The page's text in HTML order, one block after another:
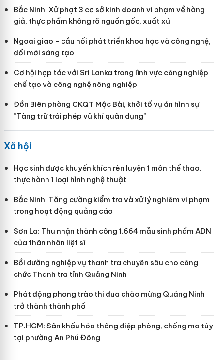
Bắc Ninh: Xử phạt 3 cơ sở kinh doanh vi phạm về hàng
giả, thực phẩm không rõ nguồn gốc, xuất xứ
Ngoại giao - cầu nối phát triển khoa học và công nghệ,
đổi mới sáng tạo
Cơ hội hợp tác với Sri Lanka trong lĩnh vực công nghiệp
chế tạo và công nghệ nông nghiệp
Đồn Biên phòng CKQT Mộc Bài, khởi tố vụ án hình sự
“Tàng trữ trái phép vũ khí quân dụng”
Xã hội
Học sinh được khuyến khích rèn luyện 1 môn thể thao,
thực hành 1 loại hình nghệ thuật
Bắc Ninh: Tăng cường kiểm tra và xử lý nghiêm vi phạm
trong hoạt động quảng cáo
Sơn La: Thu nhận thành công 1.664 mẫu sinh phẩm ADN
của thân nhân liệt sĩ
Bồi dưỡng nghiệp vụ thanh tra chuyên sâu cho công
chức Thanh tra tỉnh Quảng Ninh
Phát động phong trào thi đua chào mừng Quảng Ninh
trở thành thành phố
TP.HCM: Sân khấu hóa thông điệp phòng, chống ma túy
tại phường An Phú Đông